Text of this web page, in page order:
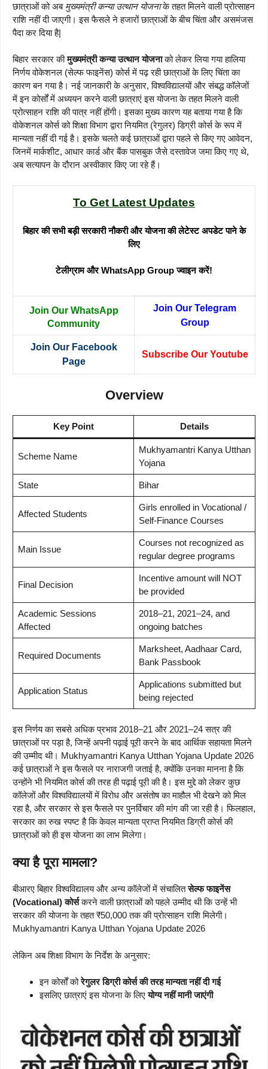
छात्राओं को अब मुख्यमंत्री कन्या उत्थान योजनाके तहत मिलने वाली प्रोत्साहन
राशि नहीं दी जाएगी। इस फैसले ने हजारों छात्राओं के बीच चिंता और असमंजस
पैदा कर दिया है|
बिहार सरकार कीमुख्यमंत्री कन्या उत्थान योजनाको लेकर लिया गया हालिया
निर्णय वोकेशनल (सेल्फ फाइनेंस) कोर्स में पढ़ रही छात्राओं के लिए चिंता का
कारण बन गया है। नई जानकारी के अनुसार, विश्वविद्यालयों और संबद्ध कॉलेजों
में इन कोर्सों में अध्ययन करने वाली छात्राएं इस योजना के तहत मिलने वाली
प्रोत्साहन राशि की पात्र नहीं होंगी। इसका मुख्य कारण यह बताया गया है कि
वोकेशनल कोर्स को शिक्षा विभाग द्वारा नियमित (रेगुलर) डिग्री कोर्स के रूप में
मान्यता नहीं दी गई है। इसके चलते कई छात्राओं द्वारा पहले से किए गए आवेदन,
जिनमें मार्कशीट, आधार कार्ड और बैंक पासबुक जैसे दस्तावेज जमा किए गए थे,
अब सत्यापन के दौरान अस्वीकार किए जा रहे हैं।
To Get Latest Updates
बिहार की सभी बड़ी सरकारी नौकरी और योजना की लेटेस्ट अपडेट पाने के
लिए
टेलीग्राम और WhatsApp Group ज्वाइन करें!
Join Our WhatsApp
Community
Join Our Telegram
Group
Join Our Facebook
Page
Subscribe Our Youtube
Overview
Key Point Details
Scheme Name
Mukhyamantri Kanya Utthan
Yojana
State Bihar
Affected Students
Girls enrolled in Vocational /
Self-Finance Courses
Main Issue
Courses not recognized as
regular degree programs
Final Decision
Incentive amount will NOT
be provided
Academic Sessions
Affected
2018–21, 2021–24, and
ongoing batches
Required Documents
Marksheet, Aadhaar Card,
Bank Passbook
Application Status
Applications submitted but
being rejected
इस निर्णय का सबसे अधिक प्रभाव 2018–21 और 2021–24 सत्र की
छात्राओं पर पड़ा है, जिन्हें अपनी पढ़ाई पूरी करने के बाद आर्थिक सहायता मिलने
की उम्मीद थी। Mukhyamantri Kanya Utthan Yojana Update 2026
कई छात्राओं ने इस फैसले पर नाराजगी जताई है, क्योंकि उनका मानना है कि
उन्होंने भी नियमित कोर्स की तरह ही पढ़ाई पूरी की है। इस मुद्दे को लेकर कुछ
कॉलेजों और विश्वविद्यालयों में विरोध और असंतोष का माहौल भी देखने को मिल
रहा है, और सरकार से इस फैसले पर पुनर्विचार की मांग की जा रही है। फिलहाल,
सरकार का रुख स्पष्ट है कि केवल मान्यता प्राप्त नियमित डिग्री कोर्स की
छात्राओं को ही इस योजना का लाभ मिलेगा।
क्या है पूरा मामला?
बीआरए बिहार विश्वविद्यालय और अन्य कॉलेजों में संचालितसेल्फ फाइनेंस
(Vocational) कोर्सकरने वाली छात्राओं को पहले उम्मीद थी कि उन्हें भी
सरकार की योजना के तहत ₹50,000 तक की प्रोत्साहन राशि मिलेगी।
Mukhyamantri Kanya Utthan Yojana Update 2026
लेकिन अब शिक्षा विभाग के निर्देश के अनुसार:
इन कोर्सों कोरेगुलर डिग्री कोर्स की तरह मान्यता नहीं दी गई
इसलिए छात्राएं इस योजना के लिएयोग्य नहीं मानी जाएंगी